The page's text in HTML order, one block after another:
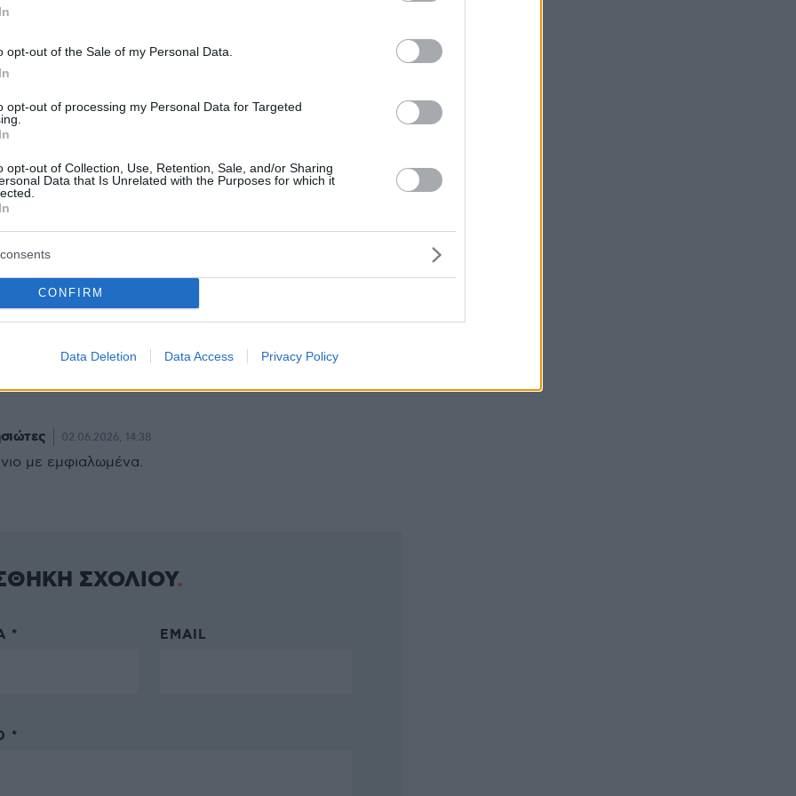
opt-out of the Sale of my Personal Data.
opt-out of processing my Personal Data for Targeted
opt-out of Collection, Use, Retention, Sale, and/or Sharing
Data that Is Unrelated with the Purposes for which it
CONFIRM
Data Deletion Data Access Privacy Policy
στοProtothema.gr
(3) ΠΡΟΣΘΗΚΗ ΣΧΟΛΙΟΥ
17:21
γεμίζουν με πόσιμο νερό,τι περιμενεις
δεκαπλασιαστει,για πιο πρόβλημα μιλαμε
02.06.2026, 14:38
με εμφιαλωμένα.
ΣΧΟΛΙΟΥ
* EMAIL
*